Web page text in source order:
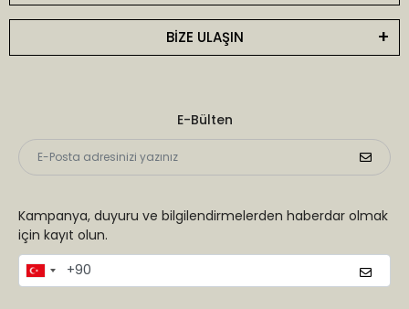
BİZE ULAŞIN
E-Bülten
Kampanya, duyuru ve bilgilendirmelerden haberdar olmak
için kayıt olun.